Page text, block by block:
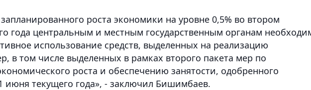
роста экономики на уровне 0,5% во втором
года центральным и местным государственным органам
использование средств, выделенных на реализацию
в том числе выделенных в рамках второго пакета мер по
роста и обеспечению занятости, одобренного
июня текущего года», - заключил Бишимбаев.